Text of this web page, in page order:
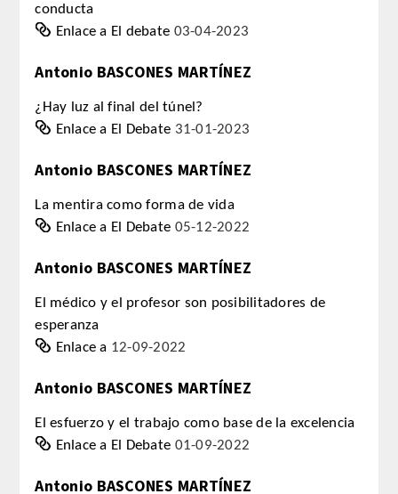
HUMANIDADES Y CIENCIAS
MEDICO-JURIDICAS
PREVENCION,PROMOCION DE LA
SALUD Y GESTION NUEVAS
TECNOLOGIAS SANITARIAS
ESTOMATOLOGIA MEDICO-
ODONTOLOGIA CONSERVADORA
NÚMERO
conducta
Enlace a El debate 03-04-2023
Antonio BASCONES MARTÍNEZ
¿Hay luz al final del túnel?
Enlace a El Debate 31-01-2023
Antonio BASCONES MARTÍNEZ
La mentira como forma de vida
Enlace a El Debate 05-12-2022
Antonio BASCONES MARTÍNEZ
El médico y el profesor son posibilitadores de
esperanza
Enlace a 12-09-2022
Antonio BASCONES MARTÍNEZ
El esfuerzo y el trabajo como base de la excelencia
Enlace a El Debate 01-09-2022
Antonio BASCONES MARTÍNEZ